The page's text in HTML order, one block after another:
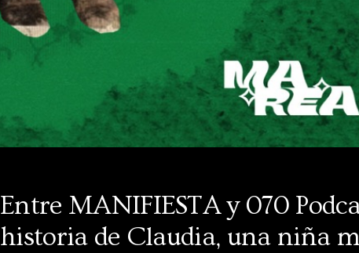
Entre MANIFIESTA y 070
historia de Claudia, una niña